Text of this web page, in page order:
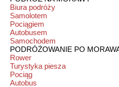
Biura podróży
Samolotem
Pociągiem
Autobusem
Samochodem
PODRÓŻOWANIE PO
Rower
Turystyka piesza
Pociąg
Autobus